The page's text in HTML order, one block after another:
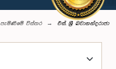
පැමිණීමේ විස්තර එස්. ශ්‍රී බවානන්දරාජා